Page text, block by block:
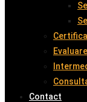
Contact